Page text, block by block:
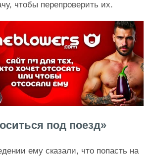
чтобы перепроверить их.
под поезд»
ему сказали, что попасть на